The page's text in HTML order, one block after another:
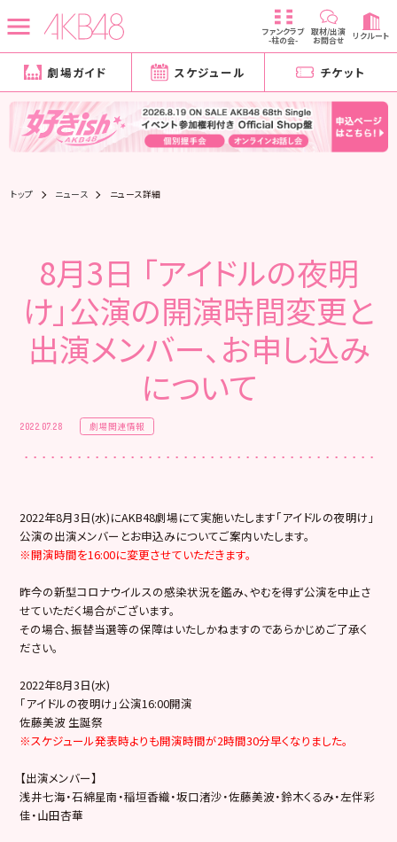
ファンクラブ
-柱の会-
取材/出演
お問合せ リクルート
劇場ガイド スケジュール チケット
トップ ニュース ニュース詳細
8月3日 「アイドルの夜明
け」公演の開演時間変更と
出演メンバー、お申し込み
について
2022.07.28 劇場関連情報
2022年8月3日(水)にAKB48劇場にて実施いたします「アイドルの夜明け」
公演の出演メンバーとお申込みについてご案内いたします。
※開演時間を16:00に変更させていただきます。
昨今の新型コロナウイルスの感染状況を鑑み、やむを得ず公演を中止さ
せていただく場合がございます。
その場合、振替当選等の保障はいたしかねますのであらかじめご了承く
ださい。
2022年8月3日(水)
「アイドルの夜明け」公演16:00開演
佐藤美波 生誕祭
※スケジュール発表時よりも開演時間が2時間30分早くなりました。
【出演メンバー】
浅井七海・石綿星南・稲垣香織・坂口渚沙・佐藤美波・鈴木くるみ・左伴彩
佳・山田杏華